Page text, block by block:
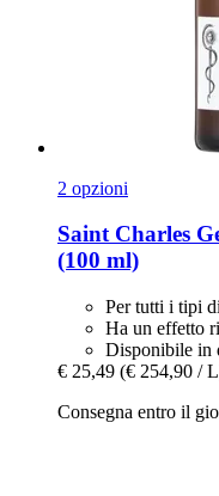
2 opzioni
Saint Charles
(100 ml)
Per tutti i tipi
Ha un effetto
Disponibile in
€ 25,49 (€ 254,90 /
Consegna entro il